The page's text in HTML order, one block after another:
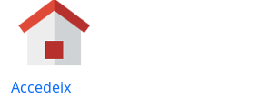
Accedeix